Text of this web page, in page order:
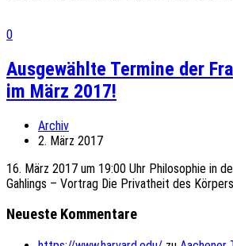
0
Ausgewählte Termine der
im März 2017!
Archiv
2. März 2017
16. März 2017 um 19:00 Uhr Philosophie in
Gahlings – Vortrag Die Privatheit des
Neueste Kommentare